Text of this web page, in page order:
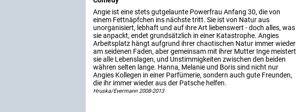
Angie ist eine stets gutgelaunte Powerfrau Anfang 30, die von
einem Fettnäpfchen ins nächste tritt. Sie ist von Natur aus
unorganisiert, lebhaft und auf ihre Art liebenswert - doch alles, was
sie anpackt, endet grundsätzlich in einer Katastrophe. Angies
Arbeitsplatz hängt aufgrund ihrer chaotischen Natur immer wieder
am seidenen Faden, aber gemeinsam mit ihrer Mutter Inge meistert
sie alle Lebenslagen, und Unstimmigkeiten zwischen den beiden
währen selten lange. Hanna, Melanie und Boris sind nicht nur
Angies Kollegen in einer Parfümerie, sondern auch gute Freunden,
die ihr immer wieder aus der Patsche helfen.
Hruska/Evermann 2008-2013